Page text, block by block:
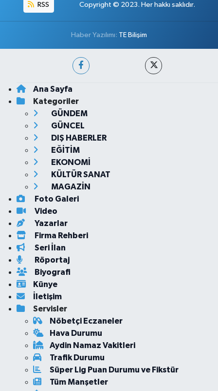
RSS Copyright © 2023. Her hakkı saklıdır.
Haber Yazılımı: TE Bilişim
Ana Sayfa
Kategoriler
GÜNDEM
GÜNCEL
DIŞ HABERLER
EĞİTİM
EKONOMİ
KÜLTÜR SANAT
MAGAZİN
Foto Galeri
Video
Yazarlar
Firma Rehberi
Seri İlan
Röportaj
Biyografi
Künye
İletişim
Servisler
Nöbetçi Eczaneler
Hava Durumu
Aydin Namaz Vakitleri
Trafik Durumu
Süper Lig Puan Durumu ve Fikstür
Tüm Manşetler